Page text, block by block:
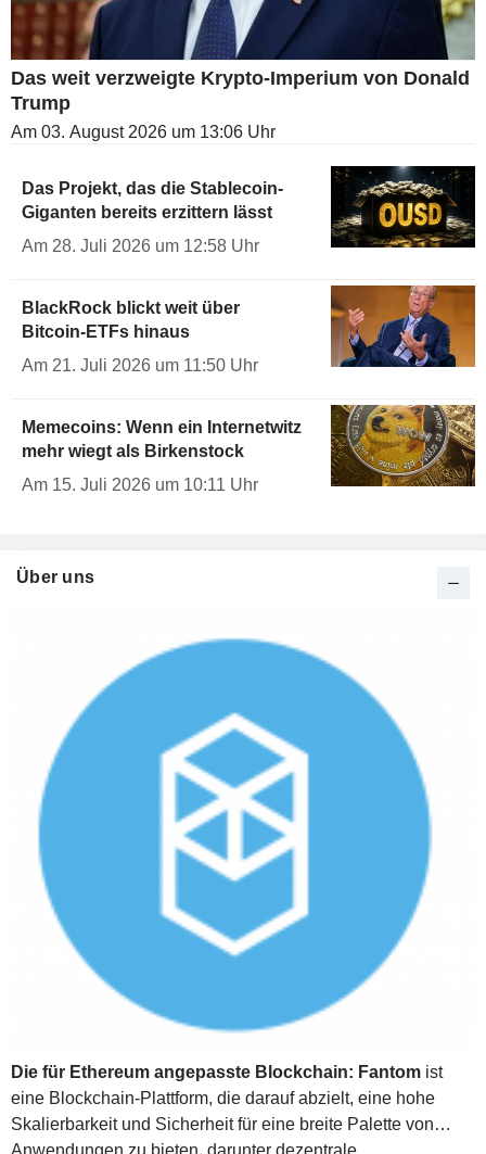
Das weit verzweigte Krypto-Imperium von Donald
Trump
Am 03. August 2026 um 13:06 Uhr
Das Projekt, das die Stablecoin-
Giganten bereits erzittern lässt
Am 28. Juli 2026 um 12:58 Uhr
BlackRock blickt weit über
Bitcoin-ETFs hinaus
Am 21. Juli 2026 um 11:50 Uhr
Memecoins: Wenn ein Internetwitz
mehr wiegt als Birkenstock
Am 15. Juli 2026 um 10:11 Uhr
Über uns
Die für Ethereum angepasste Blockchain: Fantom ist
eine Blockchain-Plattform, die darauf abzielt, eine hohe
Skalierbarkeit und Sicherheit für eine breite Palette von
Anwendungen zu bieten, darunter dezentrale